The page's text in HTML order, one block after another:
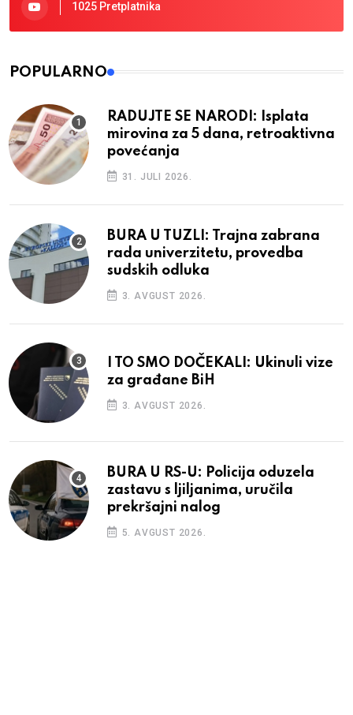
1025 Pretplatnika
POPULARNO
RADUJTE SE NARODI: Isplata
mirovina za 5 dana, retroaktivna
povećanja
31. JULI 2026.
BURA U TUZLI: Trajna zabrana
rada univerzitetu, provedba
sudskih odluka
3. AVGUST 2026.
I TO SMO DOČEKALI: Ukinuli vize
za građane BiH
3. AVGUST 2026.
BURA U RS-U: Policija oduzela
zastavu s ljiljanima, uručila
prekršajni nalog
5. AVGUST 2026.